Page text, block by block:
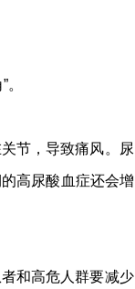
节，导致痛风。尿
高尿酸血症还会增
和高危人群要减少